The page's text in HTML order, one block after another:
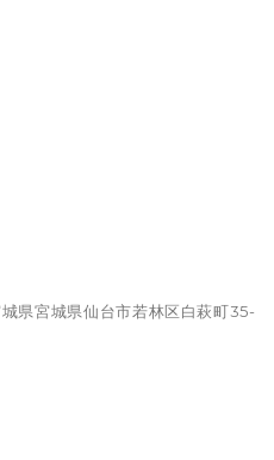
宮城県仙台市若林区白萩町35-